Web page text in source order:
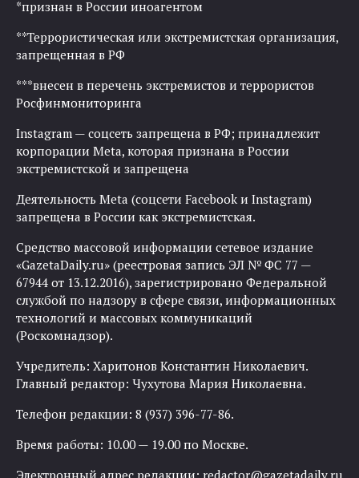
*признан в России иноагентом
**Террористическая или экстремистская организация,
запрещенная в РФ
***внесен в перечень экстремистов и террористов
Росфинмониторинга
Instagram — соцсеть запрещена в РФ; принадлежит
корпорации Meta, которая признана в России
экстремистской и запрещена
Деятельность Meta (соцсети Facebook и Instagram)
запрещена в России как экстремистская.
Средство массовой информации сетевое издание
«GazetaDaily.ru» (реестровая запись ЭЛ № ФС 77 —
67944 от 13.12.2016), зарегистрировано Федеральной
службой по надзору в сфере связи, информационных
технологий и массовых коммуникаций
(Роскомнадзор).
Учредитель: Харитонов Константин Николаевич.
Главный редактор: Чухутова Мария Николаевна.
Телефон редакции: 8 (937) 396-77-86.
Время работы: 10.00 — 19.00 по Москве.